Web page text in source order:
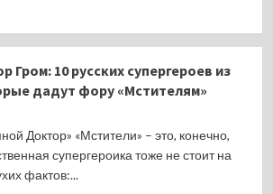
Гром: 10 русских супергероев из
дадут фору «Мстителям»
Доктор» «Мстители» – это, конечно,
супергероика тоже не стоит на
фактов:...